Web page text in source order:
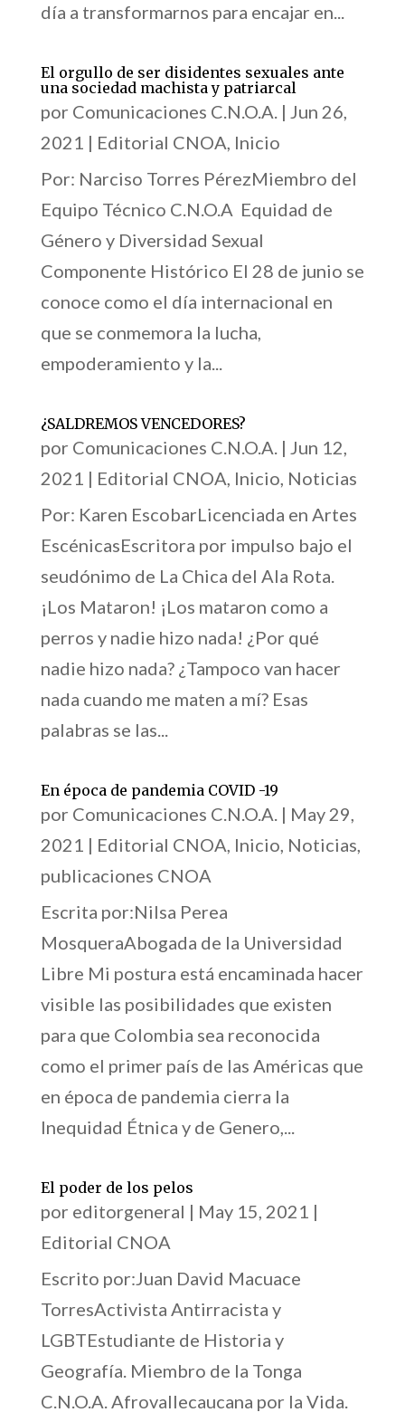
día a transformarnos para encajar en...
El orgullo de ser disidentes sexuales ante
una sociedad machista y patriarcal
por Comunicaciones C.N.O.A.| Jun 26,
2021 | Editorial CNOA, Inicio
Por: Narciso Torres PérezMiembro del
Equipo Técnico C.N.O.A Equidad de
Género y Diversidad Sexual
Componente Histórico El 28 de junio se
conoce como el día internacional en
que se conmemora la lucha,
empoderamiento y la...
¿SALDREMOS VENCEDORES?
por Comunicaciones C.N.O.A.| Jun 12,
2021 | Editorial CNOA, Inicio, Noticias
Por: Karen EscobarLicenciada en Artes
EscénicasEscritora por impulso bajo el
seudónimo de La Chica del Ala Rota.
¡Los Mataron! ¡Los mataron como a
perros y nadie hizo nada! ¿Por qué
nadie hizo nada? ¿Tampoco van hacer
nada cuando me maten a mí? Esas
palabras se las...
En época de pandemia COVID -19
por Comunicaciones C.N.O.A.| May 29,
2021 | Editorial CNOA, Inicio, Noticias,
publicaciones CNOA
Escrita por:Nilsa Perea
MosqueraAbogada de la Universidad
Libre Mi postura está encaminada hacer
visible las posibilidades que existen
para que Colombia sea reconocida
como el primer país de las Américas que
en época de pandemia cierra la
Inequidad Étnica y de Genero,...
El poder de los pelos
por editorgeneral | May 15, 2021 |
Editorial CNOA
Escrito por:Juan David Macuace
TorresActivista Antirracista y
LGBTEstudiante de Historia y
Geografía. Miembro de la Tonga
C.N.O.A. Afrovallecaucana por la Vida.